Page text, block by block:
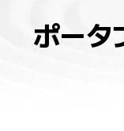
ポータ